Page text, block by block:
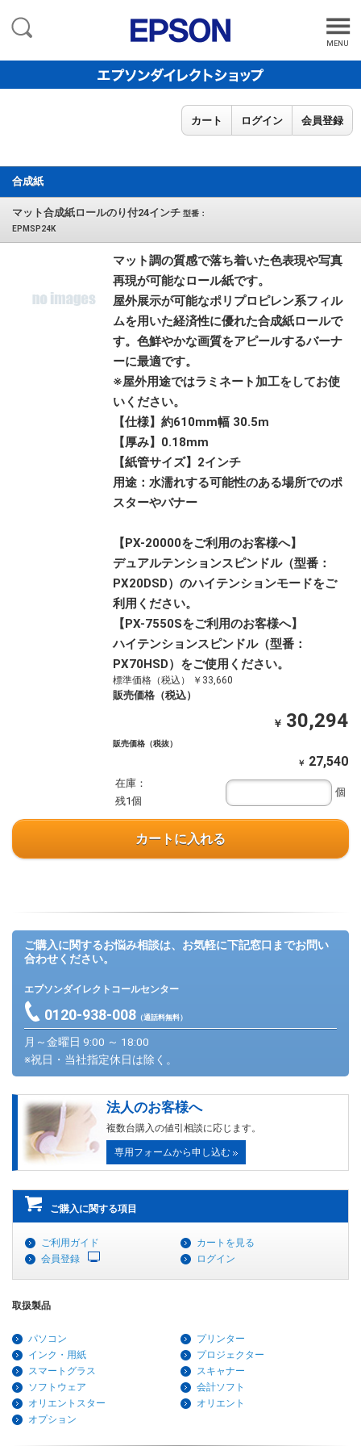
MENU
カート ログイン 会員登録
合成紙
マット合成紙ロールのり付24インチ 型番：
EPMSP24K
マット調の質感で落ち着いた色表現や写真
再現が可能なロール紙です。
屋外展示が可能なポリプロピレン系フィル
ムを用いた経済性に優れた合成紙ロールで
す。色鮮やかな画質をアピールするバーナ
ーに最適です。
※屋外用途ではラミネート加工をしてお使
いください。
【仕様】約610mm幅 30.5m
【厚み】0.18mm
【紙管サイズ】2インチ
用途：水濡れする可能性のある場所でのポ
スターやバナー
【PX-20000をご利用のお客様へ】
デュアルテンションスピンドル（型番：
PX20DSD）のハイテンションモードをご
利用ください。
【PX-7550Sをご利用のお客様へ】
ハイテンションスピンドル（型番：
PX70HSD）をご使用ください。
標準価格（税込） ￥33,660
販売価格（税込）
￥ 30,294
販売価格（税抜）
￥ 27,540
在庫：
残1個
個
カートに入れる
ご購入に関するお悩み相談は、お気軽に下記窓口までお問い
合わせください。
エプソンダイレクトコールセンター
0120-938-008（通話料無料）
月～金曜日 9:00 ～ 18:00
※祝日・当社指定休日は除く。
法人のお客様へ
複数台購入の値引相談に応じます。
専用フォームから申し込む
ご購入に関する項目
ご利用ガイド
カートを見る
会員登録
ログイン
取扱製品
パソコン
プリンター
インク・用紙
プロジェクター
スマートグラス
スキャナー
ソフトウェア
会計ソフト
オリエントスター
オリエント
オプション